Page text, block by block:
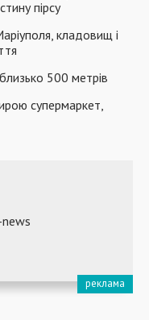
пірсу
кладовищ і
500 метрів
супермаркет,